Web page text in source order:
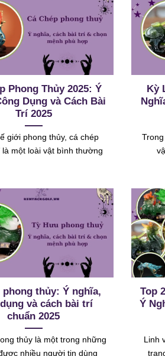
Phong Thủy 2025: Ý
Dụng và Cách Bài
Trí 2025
giới phong thủy, cá chép
là một loài vật bình thường
Kỳ
phong thủy: Ý nghĩa,
và cách bài trí
chuẩn 2025
thủy là một trong những
nhiều người tin dùng
Top
Ý
Linh